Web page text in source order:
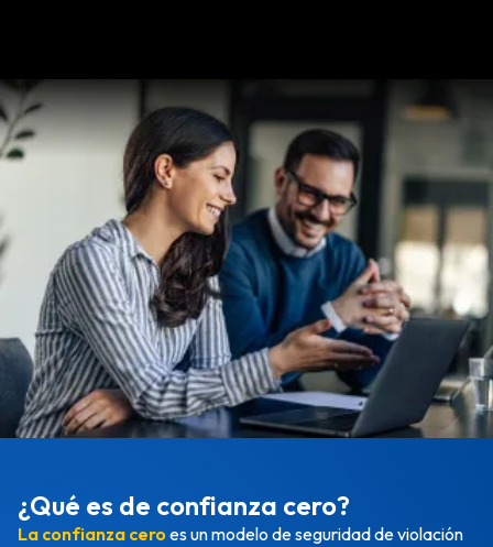
¿Qué es de confianza cero?
La confianza cero es un modelo de seguridad de violación